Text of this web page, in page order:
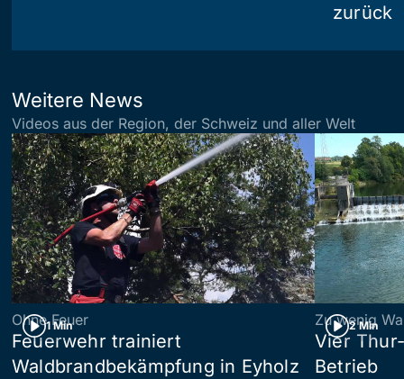
zurück
Weitere News
Videos aus der Region, der Schweiz und aller Welt
1 Min
Ohne Feuer
Feuerwehr trainiert
Waldbrandbekämpfung in Eyholz
2 Min
Zu wenig
Vier
Betrieb